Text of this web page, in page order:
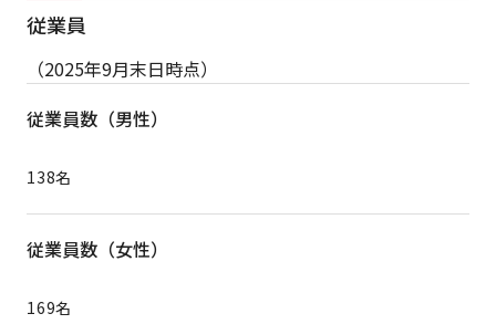
従業員
（2025年9月末日時点）
従業員数（男性）
138名
従業員数（女性）
169名